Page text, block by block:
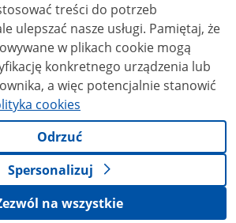
treści do potrzeb
nasze usługi. Pamiętaj, że
w plikach cookie mogą
konkretnego urządzenia lub
a więc potencjalnie stanowić
cookies
Odrzuć
Spersonalizuj
na wszystkie